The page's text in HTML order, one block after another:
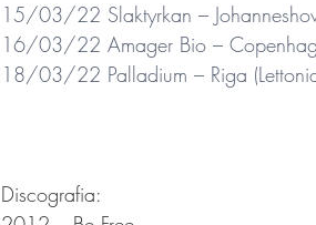
15/03/22 Slaktyrkan –
16/03/22 Amager Bio –
18/03/22 Palladium – Riga
Discografia: